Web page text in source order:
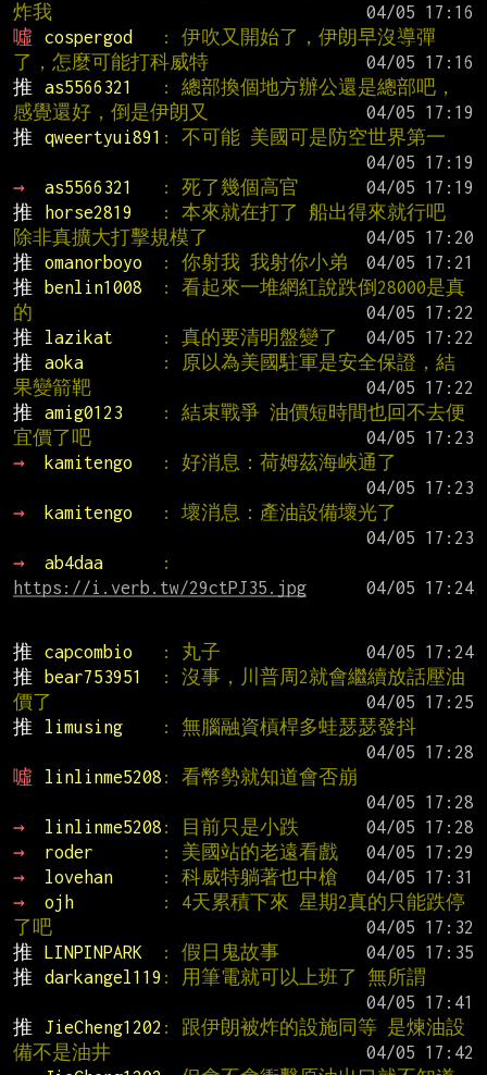
炸我
噓
cospergod
: 伊吹又開始了，伊朗早沒導彈
了，怎麼可能打科威特
推
as5566321
: 總部換個地方辦公還是總部吧，
感覺還好，倒是伊朗又
推
qweertyui891 : 不可能 美國可是防空世界第一
→
as5566321 : 死了幾個高官
推
horse2819
: 本來就在打了 船出得來就行吧
除非真擴大打擊規模了
推
omanorboyo : 你射我 我射你小弟
推
benlin1008
: 看起來一堆網紅說跌倒28000是真
的
推
lazikat : 真的要清明盤變了
推
aoka
: 原以為美國駐軍是安全保證，結
果變箭靶
推
amig0123
: 結束戰爭 油價短時間也回不去便
宜價了吧
→
kamitengo
: 好消息：荷姆茲海峽通了
→
kamitengo
: 壞消息：產油設備壞光了
→
ab4daa
https://i.verb.tw/29ctPJ35.jpg
推 capcombio : 丸子
推
bear753951
: 沒事，川普周2就會繼續放話壓油
價了
推
limusing
: 無腦融資槓桿多蛙瑟瑟發抖
噓
linlinme5208 : 看幣勢就知道會否崩
→
linlinme5208 : 目前只是小跌
→
roder : 美國站的老遠看戲
→
lovehan : 科威特躺著也中槍
→
ojh
: 4天累積下來 星期2真的只能跌停
了吧
推
LINPINPARK : 假日鬼故事
推
darkangel119 : 用筆電就可以上班了 無所謂
推
JieCheng1202 : 跟伊朗被炸的設施同等 是煉油設
備不是油井